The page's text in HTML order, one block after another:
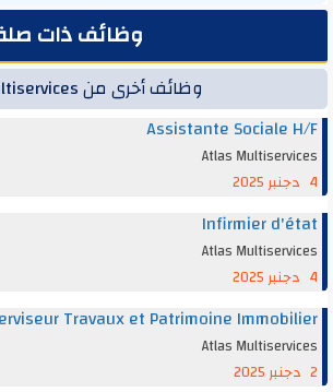
وظائف ذات صلة
وظائف أخرى من Atlas Multiservices
Assistante
Atlas
Infirmier
Atlas
Superviseur Travaux et Patrimoine
Atlas